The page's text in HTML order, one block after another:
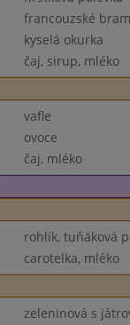
francouzské
kyselá okurka
čaj, sirup, mléko
vafle
ovoce
čaj, mléko
rohlík, tuňáková
carotelka, mléko
zeleninová s